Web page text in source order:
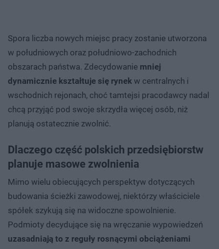
Spora liczba nowych miejsc pracy zostanie utworzona
w południowych oraz południowo-zachodnich
obszarach państwa. Zdecydowanie mniej
dynamicznie kształtuje się rynek w centralnych i
wschodnich rejonach, choć tamtejsi pracodawcy nadal
chcą przyjąć pod swoje skrzydła więcej osób, niż
planują ostatecznie zwolnić.
Dlaczego część polskich przedsiębiorstw
planuje masowe zwolnienia
Mimo wielu obiecujących perspektyw dotyczących
budowania ścieżki zawodowej, niektórzy właściciele
spółek szykują się na widoczne spowolnienie.
Podmioty decydujące się na wręczanie wypowiedzeń
uzasadniają to z reguły rosnącymi obciążeniami